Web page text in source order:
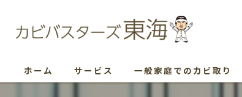
ホーム サービス 一般家庭でのカビ取り